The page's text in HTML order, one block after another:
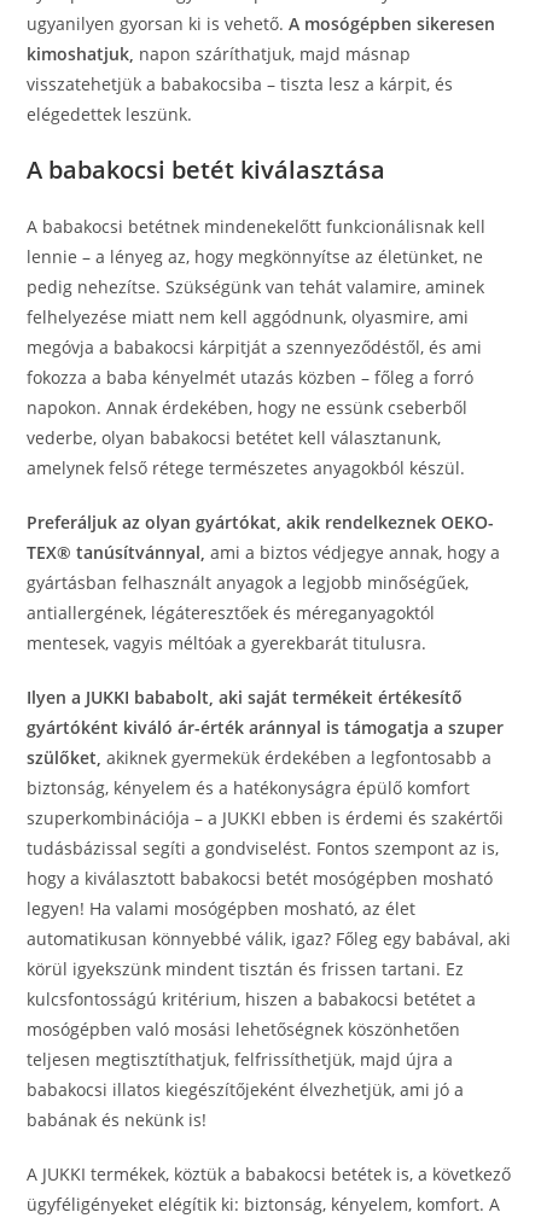
ugyanilyen gyorsan ki is vehető.A mosógépben sikeresen
kimoshatjuk, napon száríthatjuk, majd másnap
visszatehetjük a babakocsiba – tiszta lesz a kárpit, és
elégedettek leszünk.
A babakocsi betét kiválasztása
A babakocsi betétnek mindenekelőtt funkcionálisnak kell
lennie – a lényeg az, hogy megkönnyítse az életünket, ne
pedig nehezítse. Szükségünk van tehát valamire, aminek
felhelyezése miatt nem kell aggódnunk, olyasmire, ami
megóvja a babakocsi kárpitját a szennyeződéstől, és ami
fokozza a baba kényelmét utazás közben – főleg a forró
napokon. Annak érdekében, hogy ne essünk cseberből
vederbe, olyan babakocsi betétet kell választanunk,
amelynek felső rétege természetes anyagokból készül.
Preferáljuk az olyan gyártókat, akik rendelkeznek OEKO-
TEX® tanúsítvánnyal,ami a biztos védjegye annak, hogy a
gyártásban felhasznált anyagok a legjobb minőségűek,
antiallergének, légáteresztőek és méreganyagoktól
mentesek, vagyis méltóak a gyerekbarát titulusra.
Ilyen a JUKKI bababolt, aki saját termékeit értékesítő
gyártóként kiváló ár-érték aránnyal is támogatja a szuper
szülőket,akiknek gyermekük érdekében a legfontosabb a
biztonság, kényelem és a hatékonyságra épülő komfort
szuperkombinációja – a JUKKI ebben is érdemi és szakértői
tudásbázissal segíti a gondviselést. Fontos szempont az is,
hogy a kiválasztott babakocsi betét mosógépben mosható
legyen! Ha valami mosógépben mosható, az élet
automatikusan könnyebbé válik, igaz? Főleg egy babával, aki
körül igyekszünk mindent tisztán és frissen tartani. Ez
kulcsfontosságú kritérium, hiszen a babakocsi betétet a
mosógépben való mosási lehetőségnek köszönhetően
teljesen megtisztíthatjuk, felfrissíthetjük, majd újra a
babakocsi illatos kiegészítőjeként élvezhetjük, ami jó a
babának és nekünk is!
A JUKKI termékek, köztük a babakocsi betétek is, a következő
ügyféligényeket elégítik ki: biztonság, kényelem, komfort. A